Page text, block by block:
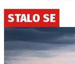
STALO SE